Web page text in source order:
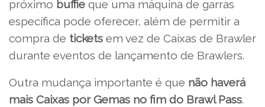
próximo buffie que uma máquina de garras
específica pode oferecer, além de permitir a
compra de tickets em vez de Caixas de Brawler
durante eventos de lançamento de Brawlers.
Outra mudança importante é que não haverá
mais Caixas por Gemas no fim do Brawl Pass.